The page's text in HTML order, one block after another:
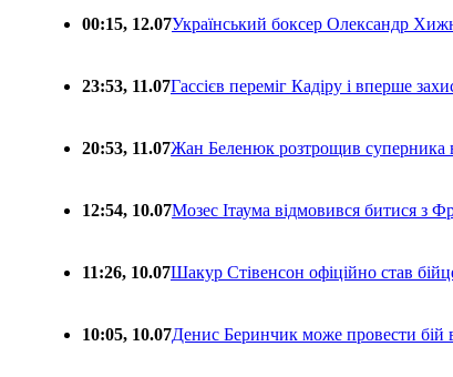
00:15, 12.07Український боксер Олександр
23:53, 11.07Гассієв переміг Кадіру і вперше
20:53, 11.07Жан Беленюк розтрощив
12:54, 10.07Мозес Ітаума відмовився битися з
11:26, 10.07Шакур Стівенсон офіційно став
10:05, 10.07Денис Беринчик може провести бій